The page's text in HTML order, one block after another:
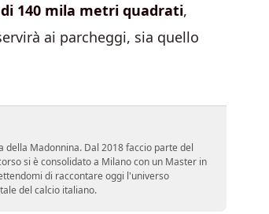
140 mila metri quadrati,
ai parcheggi, sia quello
Madonnina. Dal 2018 faccio parte del
si è consolidato a Milano con un Master in
di raccontare oggi l'universo
del calcio italiano.